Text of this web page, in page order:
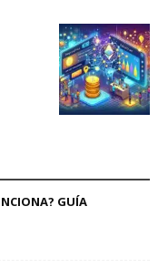
GUÍA